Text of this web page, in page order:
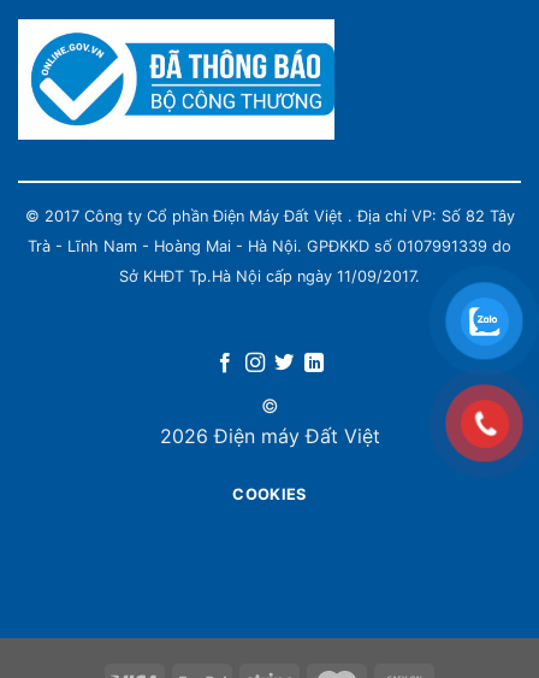
© 2017 Công ty Cổ phần Điện Máy Đất Việt . Địa chỉ VP: Số 82 Tây
Trà - Lĩnh Nam - Hoàng Mai - Hà Nội. GPĐKKD số 0107991339 do
Sở KHĐT Tp.Hà Nội cấp ngày 11/09/2017.
©
2026 Điện máy Đất Việt
COOKIES